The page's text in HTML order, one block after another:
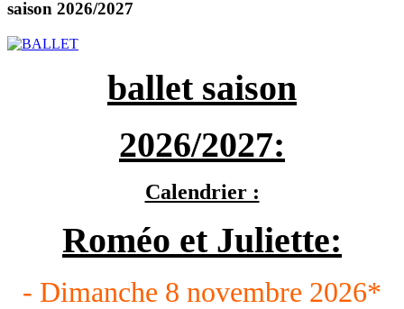
saison 2026/2027
ballet saison
2026/2027:
Calendrier :
Roméo et Juliette:
- Dimanche 8 novembre 2026*